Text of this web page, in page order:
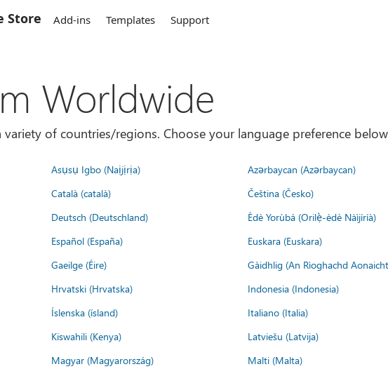
Store Add-ins Templates Support
Worldwide
of countries/regions. Choose your language preference
Asụsụ Igbo (Naịjịrịa) Azərbaycan (Azərbaycan)
Català (català) Čeština (Česko)
Deutsch (Deutschland) Èdè Yorùbá (Orilẹ̀-èdè Nàìjíríà)
Español (España) Euskara (Euskara)
Gaeilge (Éire) Gàidhlig (An Rìoghachd
Hrvatski (Hrvatska) Indonesia (Indonesia)
Íslenska (ísland) Italiano (Italia)
Kiswahili (Kenya) Latviešu (Latvija)
Magyar (Magyarország) Malti (Malta)